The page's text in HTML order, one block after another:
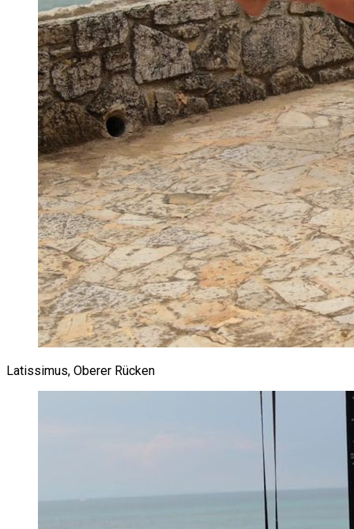
Latissimus, Oberer Rücken